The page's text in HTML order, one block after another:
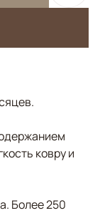
ковру и
Более 250